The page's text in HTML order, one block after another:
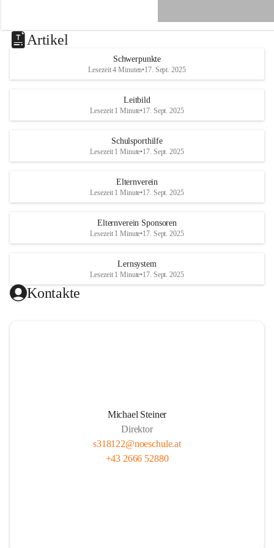
u
a
e
x
Artikel
Schwerpunkte
Lesezeit 4 Minuten•17. Sept. 2025
Leitbild
Lesezeit 1 Minute•17. Sept. 2025
Schulsporthilfe
Lesezeit 1 Minute•17. Sept. 2025
Elternverein
Lesezeit 1 Minute•17. Sept. 2025
Elternverein Sponsoren
Lesezeit 1 Minute•17. Sept. 2025
Lernsystem
Lesezeit 1 Minute•17. Sept. 2025
Kontakte
Michael Steiner
Direktor
s318122@noeschule.at
+43 2666 52880